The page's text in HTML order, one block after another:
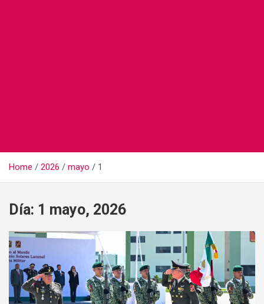
Home 2026 mayo 1
Día: 1 mayo, 2026